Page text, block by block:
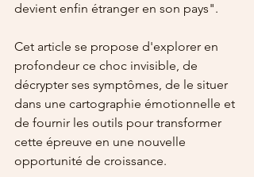
devient enfin étranger en son pays".
Cet article se propose d'explorer en
profondeur ce choc invisible, de
décrypter ses symptômes, de le situer
dans une cartographie émotionnelle et
de fournir les outils pour transformer
cette épreuve en une nouvelle
opportunité de croissance.